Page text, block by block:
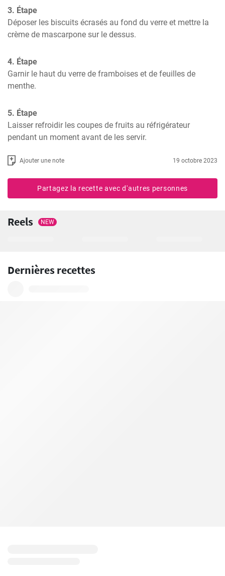
3. Étape
Déposer les biscuits écrasés au fond du verre et mettre la
crème de mascarpone sur le dessus.
4. Étape
Garnir le haut du verre de framboises et de feuilles de
menthe.
5. Étape
Laisser refroidir les coupes de fruits au réfrigérateur
pendant un moment avant de les servir.
Ajouter une note 19 octobre 2023
Partagez la recette avec d'autres personnes
Reels NEW
Dernières recettes